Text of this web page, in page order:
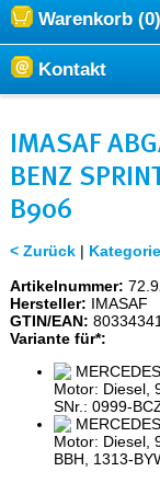
Warenkorb (0)
Kontakt
IMASAF
BENZ
B906
< Zurück|
Artikelnummer:
Hersteller: IMASAF
GTIN/EAN:
Variante für*:
Motor: Diesel,
SNr.: 0999-
Motor: Diesel,
BBH, 1313-